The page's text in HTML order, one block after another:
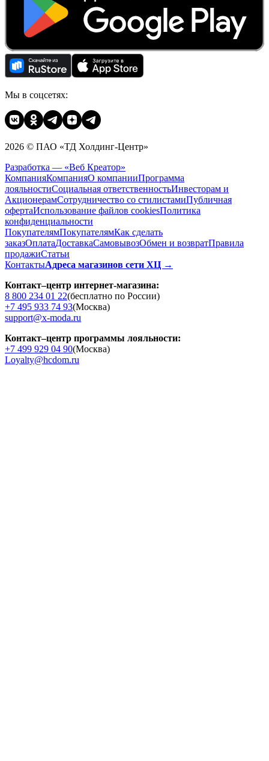
Мы в соцсетях:
2026 © ПАО «ТД Холдинг-Центр»
Разработка — «Веб Креатор»
КомпанияКомпанияО компанииПрограмма
лояльностиСоциальная ответственностьИнвесторам и
АкционерамСотрудничество со стилистамиПубличная
офертаИспользование файлов cookiesПолитика
конфиденциальности
ПокупателямПокупателямКак сделать
заказОплатаДоставкаCамовывозОбмен и возвратПравила
продажиСтатьи
КонтактыАдреса магазинов сети ХЦ →
Контакт–центр интернет-магазина:
8 800 234 01 22(бесплатно по России)
+7 495 933 74 93(Москва)
support@x-moda.ru
Контакт–центр программы лояльности:
+7 499 929 04 90(Москва)
Loyalty@hcdom.ru